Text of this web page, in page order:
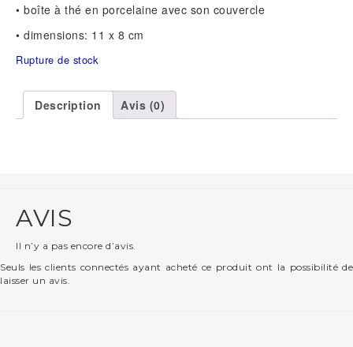
• boîte à thé en porcelaine avec son couvercle
• dimensions: 11 x 8 cm
Rupture de stock
Description Avis (0)
AVIS
Il n’y a pas encore d’avis.
Seuls les clients connectés ayant acheté ce produit ont la possibilité de
laisser un avis.